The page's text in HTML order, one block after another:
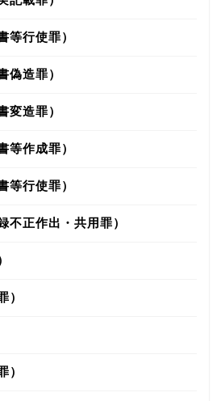
等行使罪）
偽造罪）
変造罪）
等作成罪）
等行使罪）
不正作出・共用罪）
）
）